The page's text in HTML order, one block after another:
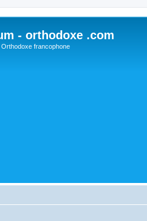
- orthodoxe .com
francophone